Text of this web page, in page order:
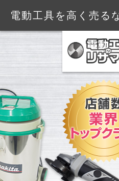
電動工具を高く売る